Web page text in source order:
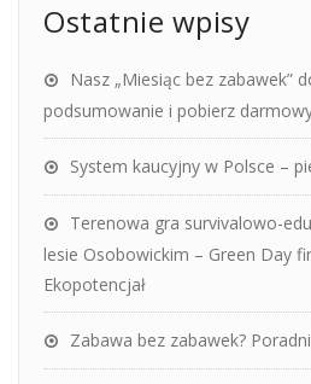
Ostatnie wpisy
Nasz „Miesiąc bez zabawek”
podsumowanie i pobierz
System kaucyjny w Polsce –
Terenowa gra survivalowo-
lesie Osobowickim – Green Day
Ekopotencjał
Zabawa bez zabawek?